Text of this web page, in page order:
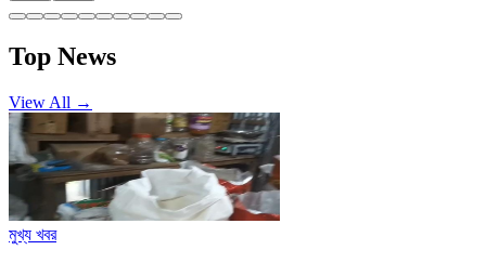
Top News
View All →
মুখ্য খবর